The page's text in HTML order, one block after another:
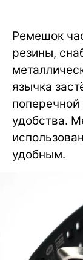
Ремешок
резины,
язычка
удобства.
удобным.